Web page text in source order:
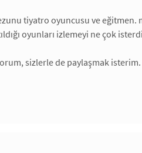
tiyatro oyuncusu ve eğitmen.
oyunları izlemeyi ne çok
sizlerle de paylaşmak isterim.